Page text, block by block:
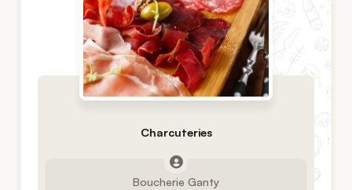
Charcuteries
Boucherie Ganty